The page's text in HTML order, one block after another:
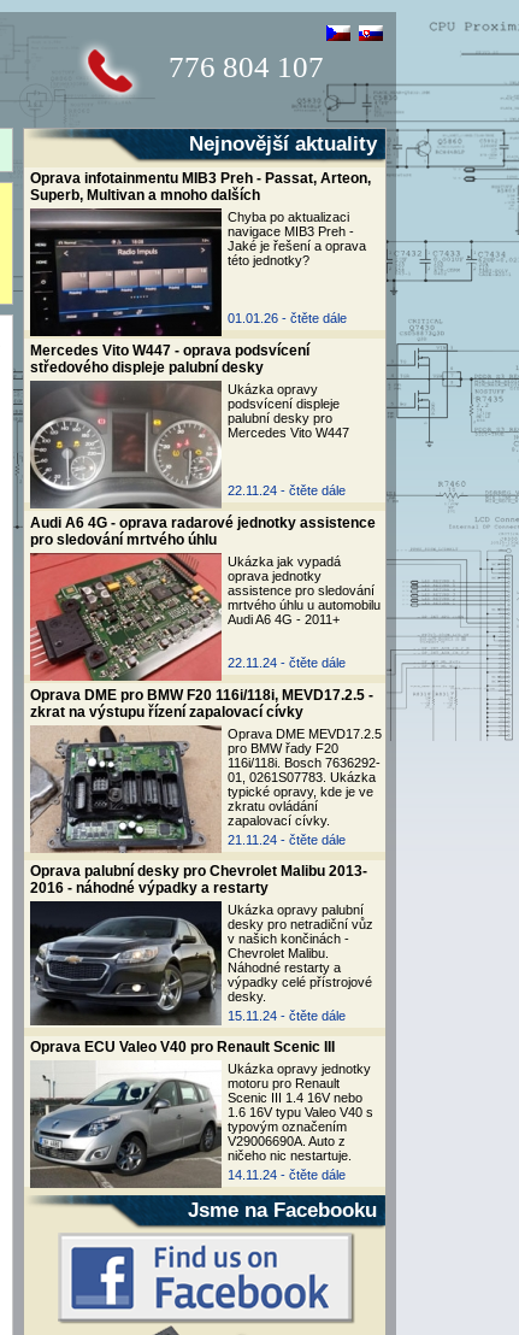
776 804 107
Nejnovější aktuality
Oprava infotainmentu MIB3 Preh - Passat, Arteon,
Superb, Multivan a mnoho dalších
Chyba po aktualizaci
navigace MIB3 Preh -
Jaké je řešení a oprava
této jednotky?
01.01.26 - čtěte dále
Mercedes Vito W447 - oprava podsvícení
středového displeje palubní desky
Ukázka opravy
podsvícení displeje
palubní desky pro
Mercedes Vito W447
22.11.24 - čtěte dále
Audi A6 4G - oprava radarové jednotky assistence
pro sledování mrtvého úhlu
Ukázka jak vypadá
oprava jednotky
assistence pro sledování
mrtvého úhlu u automobilu
Audi A6 4G - 2011+
22.11.24 - čtěte dále
Oprava DME pro BMW F20 116i/118i, MEVD17.2.5 -
zkrat na výstupu řízení zapalovací cívky
Oprava DME MEVD17.2.5
pro BMW řady F20
116i/118i. Bosch 7636292-
01, 0261S07783. Ukázka
typické opravy, kde je ve
zkratu ovládání
zapalovací cívky.
21.11.24 - čtěte dále
Oprava palubní desky pro Chevrolet Malibu 2013-
2016 - náhodné výpadky a restarty
Ukázka opravy palubní
desky pro netradiční vůz
v našich končinách -
Chevrolet Malibu.
Náhodné restarty a
výpadky celé přístrojové
desky.
15.11.24 - čtěte dále
Oprava ECU Valeo V40 pro Renault Scenic III
Ukázka opravy jednotky
motoru pro Renault
Scenic III 1.4 16V nebo
1.6 16V typu Valeo V40 s
typovým označením
V29006690A. Auto z
ničeho nic nestartuje.
14.11.24 - čtěte dále
Jsme na Facebooku